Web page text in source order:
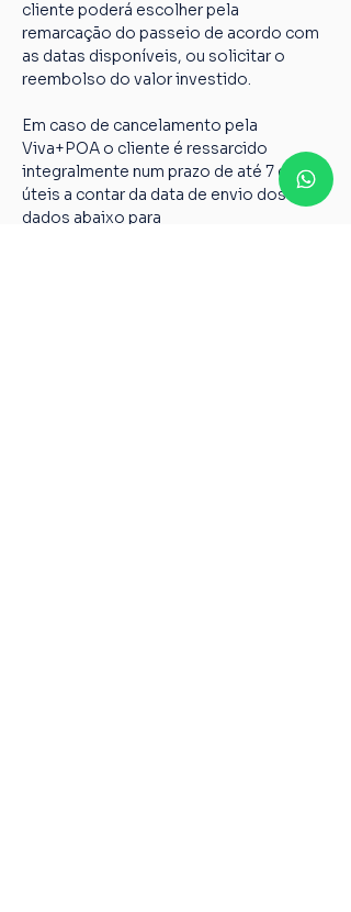
cliente poderá escolher pela
remarcação do passeio de acordo com
as datas disponíveis, ou solicitar o
reembolso do valor investido.
Em caso de cancelamento pela
Viva+POA o cliente é ressarcido
integralmente num prazo de até 7 dias
úteis a contar da data de envio dos
dados abaixo para